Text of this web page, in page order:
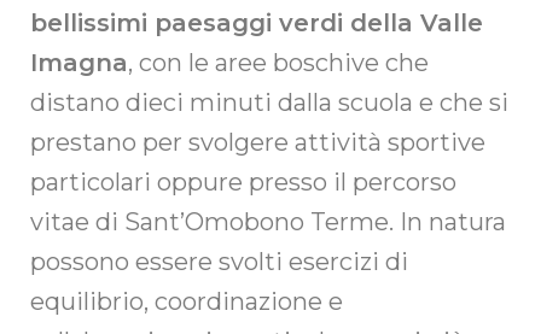
bellissimi paesaggi verdi della Valle
Imagna, con le aree boschive che
distano dieci minuti dalla scuola e che si
prestano per svolgere attività sportive
particolari oppure presso il percorso
vitae di Sant’Omobono Terme. In natura
possono essere svolti esercizi di
equilibrio, coordinazione e